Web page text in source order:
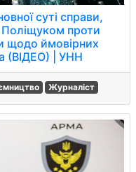
суті справи,
Поліщуком проти
щодо ймовірних
(ВІДЕО) | УНН
Журналіст